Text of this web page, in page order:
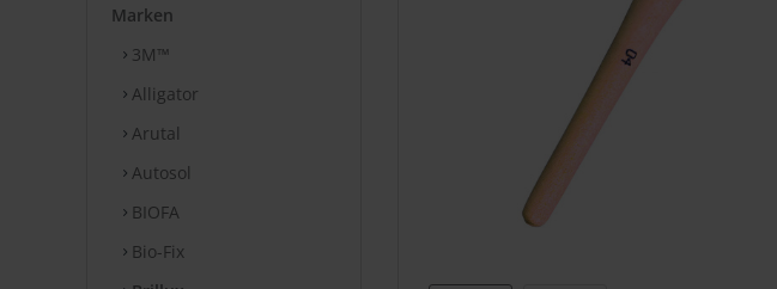
Marken
3M™
Alligator
Arutal
Autosol
BIOFA
Bio-Fix